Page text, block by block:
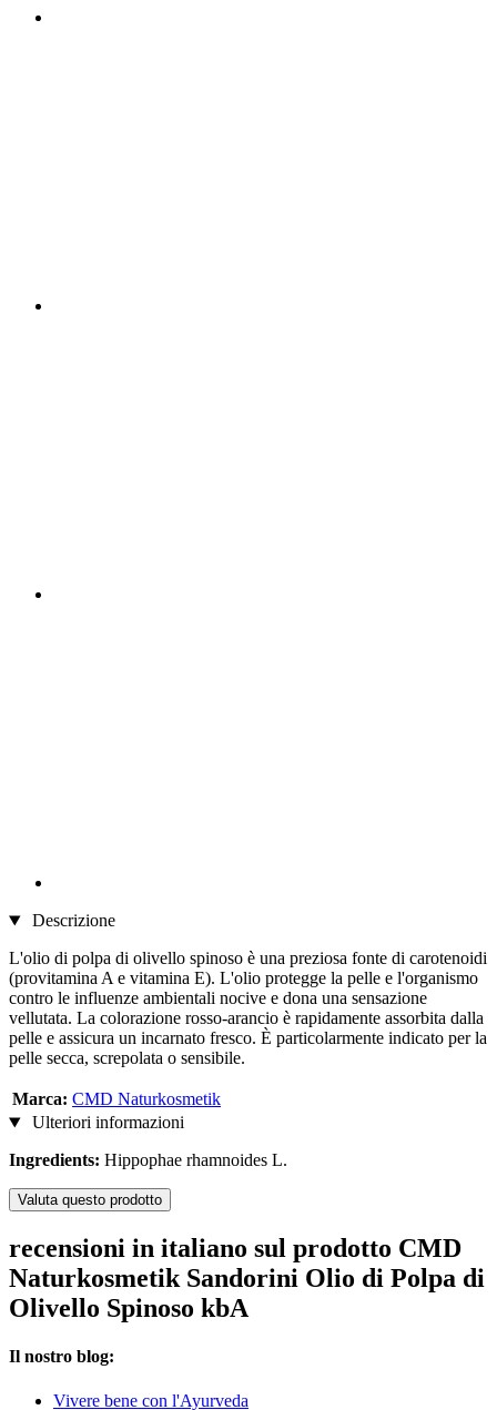
Descrizione
L'olio di polpa di olivello spinoso è una preziosa fonte di carotenoidi
(provitamina A e vitamina E). L'olio protegge la pelle e l'organismo
contro le influenze ambientali nocive e dona una sensazione
vellutata. La colorazione rosso-arancio è rapidamente assorbita dalla
pelle e assicura un incarnato fresco. È particolarmente indicato per la
pelle secca, screpolata o sensibile.
Marca: CMD Naturkosmetik
Ulteriori informazioni
Ingredients: Hippophae rhamnoides L.
Valuta questo prodotto
recensioni in italiano sul prodotto CMD
Naturkosmetik Sandorini Olio di Polpa di
Olivello Spinoso kbA
Il nostro blog:
Vivere bene con l'Ayurveda